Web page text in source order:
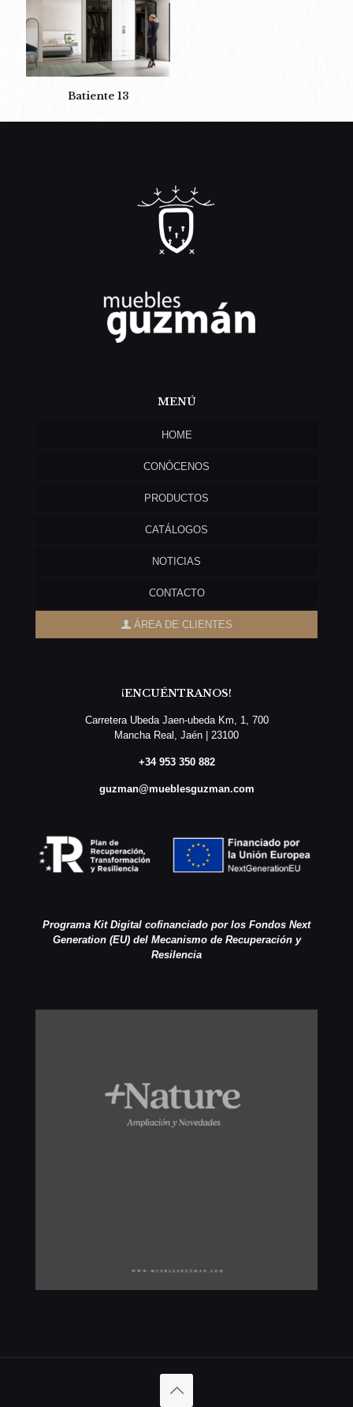
Batiente 13
MENÚ
HOME
CONÓCENOS
PRODUCTOS
CATÁLOGOS
NOTICIAS
CONTACTO
ÁREA DE CLIENTES
¡ENCUÉNTRANOS!
Carretera Ubeda Jaen-ubeda Km, 1, 700
Mancha Real, Jaén | 23100
+34 953 350 882
guzman@mueblesguzman.com
Programa Kit Digital cofinanciado por los Fondos Next
Generation (EU) del Mecanismo de Recuperación y
Resilencia